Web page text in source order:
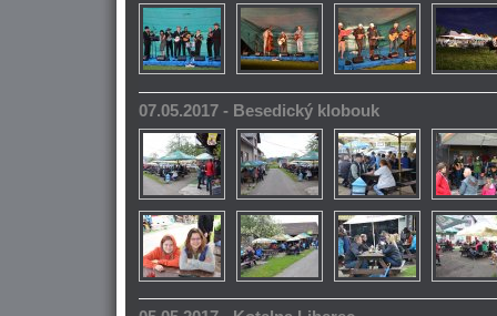
07.05.2017 - Besedický klobouk